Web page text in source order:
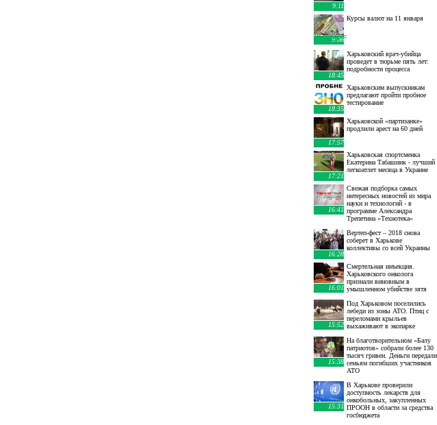
9:11
9:08
Курсы валют на 11 января
10 января:
18:45
Харьковский врач-убийца
проведет в тюрьме пять лет:
подробности процесса
18:35
Харьковским выпускникам
предлагают пройти пробное
тестирование
17:57
Харьковской «партизанке»
продлили арест на 60 дней
17:21
Харьковская спортсменка
Екатерина Табашник - лучший
легкоатлет месяца в Украине
16:41
Свежая подборка самых
интересных новостей из мира
науки и технологий - в
программе Александра
Трепетина «Технотека»
16:28
Вертеп-фест – 2018 снова
соберет в Харькове
коллективы со всей Украины
16:01
Смертельная инъекция.
Харьковского онколога
признали виновным в
умышленном убийстве зятя
15:52
Под Харьковом поселились
лебеди из зоны АТО. Птиц с
переломами крыльев
выхаживают в экопарке
15:38
На благотворительном «Балу
патриотов» собрали более 130
тысяч гривен. Деньги передали
семьям погибших участников
АТО
15:31
В Харькове проверили
доступность лекарств для
онкобольных, закупленных
ПРООН в области за средства
госбюджета